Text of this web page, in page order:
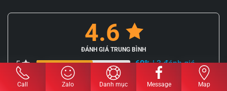
4.6
ĐÁNH GIÁ TRUNG BÌNH
5 60%| 3 đánh giá
4
| 2 đánh giá
Call Zalo Danh mục Message Map